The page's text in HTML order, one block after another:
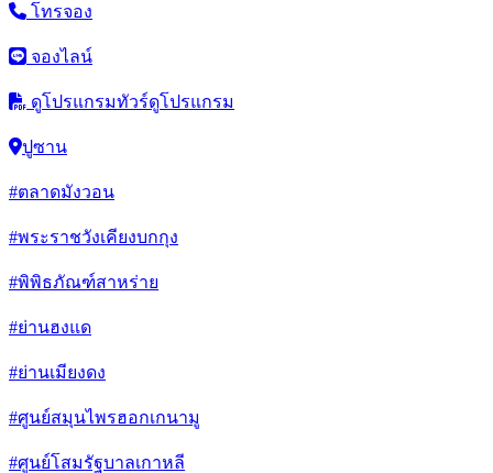
โทรจอง
จองไลน์
ดูโปรแกรมทัวร์ดูโปรแกรม
ปูซาน
#ตลาดมังวอน
#พระราชวังเคียงบกกุง
#พิพิธภัณฑ์สาหร่าย
#ย่านฮงแด
#ย่านเมียงดง
#ศูนย์สมุนไพรฮอกเกนามู
#ศูนย์โสมรัฐบาลเกาหลี